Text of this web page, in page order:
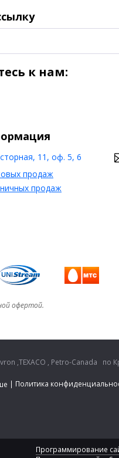
к нам:
11, оф. 5, 6
продаж
продаж
офертой.
,TEXACO , Petro-Canada по
| Политика
Программирование